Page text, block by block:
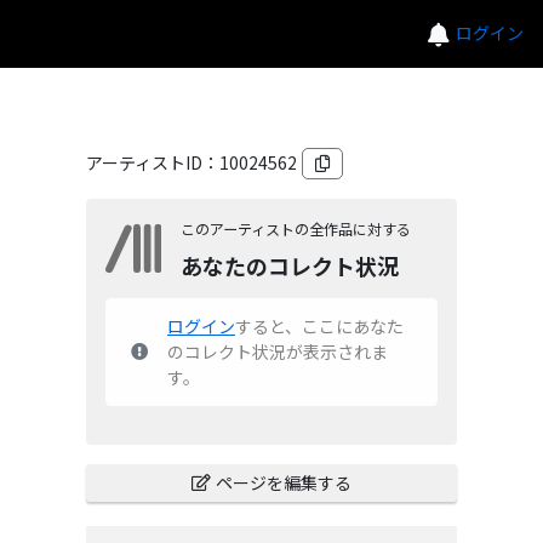
ログイン
アーティストID： 10024562
このアーティストの全作品に対する
あなたのコレクト状況
ログインすると、ここにあなた
のコレクト状況が表示されま
す。
ページを編集する